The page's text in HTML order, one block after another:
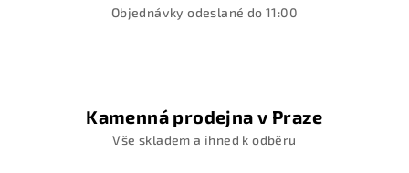
Objednávky odeslané do 11:00
Kamenná prodejna v Praze
Vše skladem a ihned k odběru